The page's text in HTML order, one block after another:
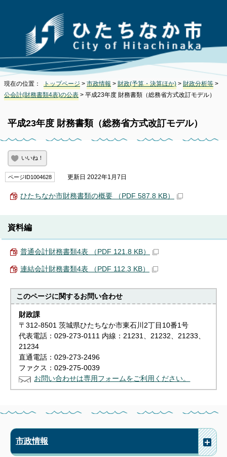
現在の位置： トップページ > 市政情報 > 財政(予算・決算ほか) > 財政分析等 >
公会計(財務書類4表)の公表 > 平成23年度 財務書類（総務省方式改訂モデル）
平成23年度 財務書類（総務省方式改訂モデル）
いいね！
ページID1004628 更新日 2022年1月7日
ひたちなか市財務書類の概要 （PDF 587.8 KB）
資料編
普通会計財務書類4表 （PDF 121.8 KB）
連結会計財務書類4表 （PDF 112.3 KB）
このページに関するお問い合わせ
財政課
〒312-8501 茨城県ひたちなか市東石川2丁目10番1号
代表電話：029-273-0111 内線：21231、21232、21233、
21234
直通電話：029-273-2496
ファクス：029-275-0039
お問い合わせは専用フォームをご利用ください。
市政情報